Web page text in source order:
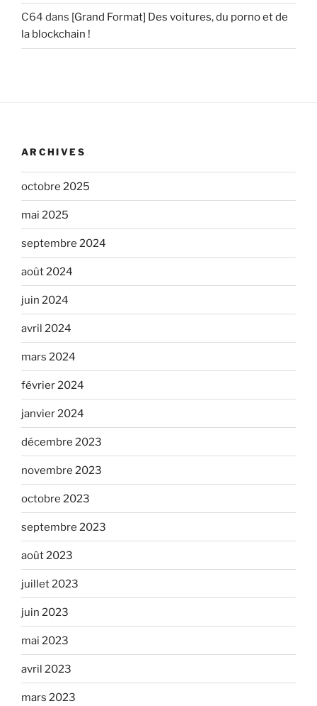
C64 dans [Grand Format] Des voitures, du porno et de
la blockchain !
ARCHIVES
octobre 2025
mai 2025
septembre 2024
août 2024
juin 2024
avril 2024
mars 2024
février 2024
janvier 2024
décembre 2023
novembre 2023
octobre 2023
septembre 2023
août 2023
juillet 2023
juin 2023
mai 2023
avril 2023
mars 2023